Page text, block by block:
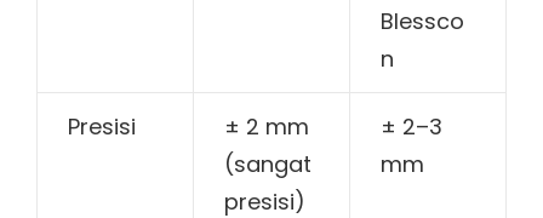
Blessco
n
Presisi
± 2 mm
(sangat
presisi)
± 2–3
mm